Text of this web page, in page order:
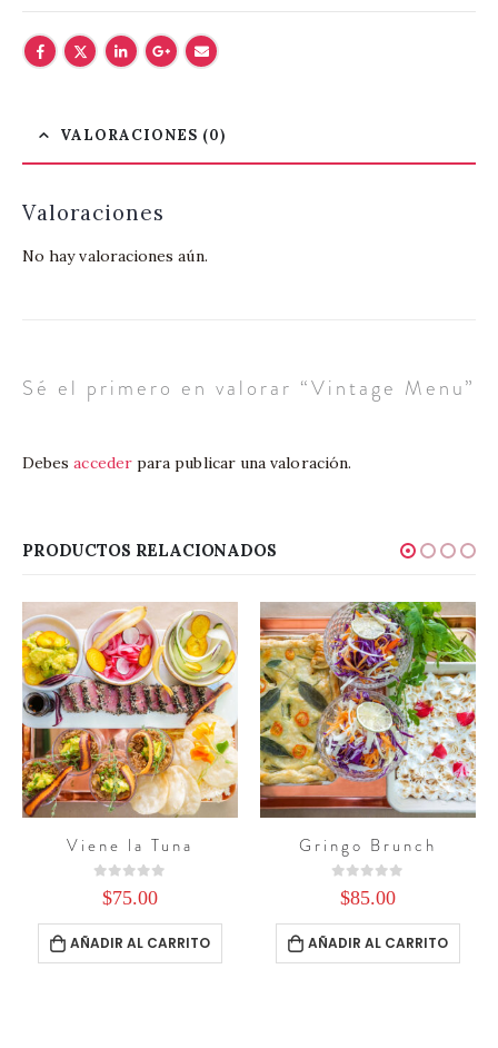
VALORACIONES (0)
Valoraciones
No hay valoraciones aún.
Sé el primero en valorar “Vintage Menu”
Debesaccederpara publicar una valoración.
PRODUCTOS RELACIONADOS
Gringo Brunch
0out of 5
$85.00
AÑADIR AL CARRITO
Papá Mío
0out of 5
$75.00
AÑADIR AL CARRITO